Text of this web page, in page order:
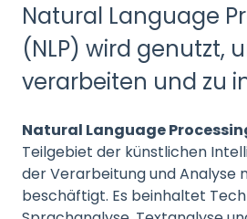
Natural Language
(NLP) wird genutzt,
verarbeiten und zu
Natural Language
Teilgebiet der künstlichen
der Verarbeitung und Analyse
beschäftigt. Es beinhaltet